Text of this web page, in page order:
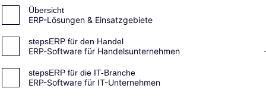
Übersicht
ERP-Lösungen & Einsatzgebiete
stepsERP für den Handel
ERP-Software für Handelsunternehmen
stepsERP für die IT-Branche
ERP-Software für IT-Unternehmen
gestalten
Was Unternehmen jetzt wissen
müssen und wie stepsERP Sie bei der
kundenzentrierte Unternehmen eine
gemeinsame Datenbasis brauchen